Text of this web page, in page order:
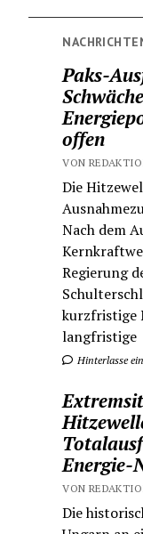
Paks-
offen
VON
Die
Nach dem
Regierung
kurzfristige
langfristige
Hinterlasse
Energie-
VON
Die